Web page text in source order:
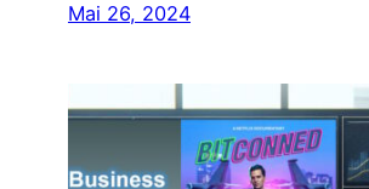
Mai 26, 2024